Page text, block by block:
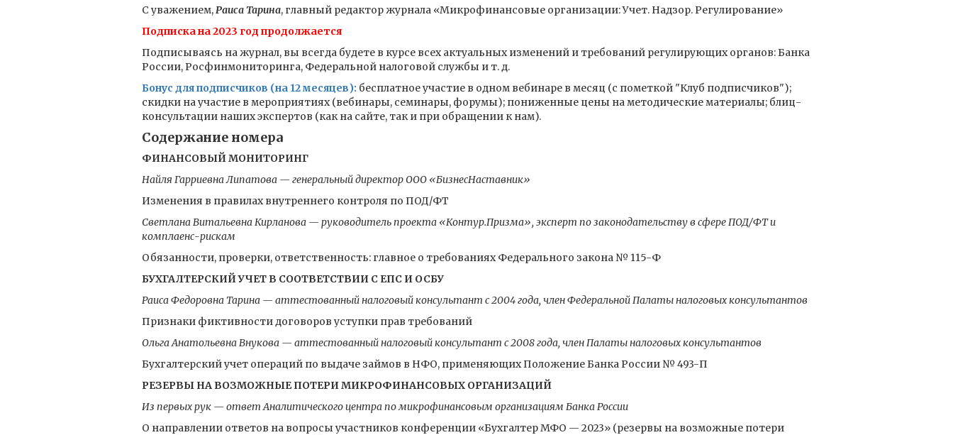
С уважением,Раиса Тарина, главный редактор журнала «Микрофинансовые организации: Учет. Надзор. Регулирование»
Подписка на 2023 год продолжается
Подписываясь на журнал, вы всегда будете в курсе всех актуальных изменений и требований регулирующих органов: Банка
России, Росфинмониторинга, Федеральной налоговой службы и т. д.
Бонус для подписчиков (на 12 месяцев): бесплатное участие в одном вебинаре в месяц (с пометкой "Клуб подписчиков");
скидки на участие в мероприятиях (вебинары, семинары, форумы); пониженные цены на методические материалы; блиц-
консультации наших экспертов (как на сайте, так и при обращении к нам).
Содержание номера
ФИНАНСОВЫЙ МОНИТОРИНГ
Найля Гарриевна Липатова — генеральный директор ООО «БизнесНаставник»
Изменения в правилах внутреннего контроля по ПОД/ФТ
Светлана Витальевна Кирланова — руководитель проекта «Контур.Призма», эксперт по законодательству в сфере ПОД/ФТ и
комплаенс-рискам
Обязанности, проверки, ответственность: главное о требованиях Федерального закона № 115-Ф
БУХГАЛТЕРСКИЙ УЧЕТ В СООТВЕТСТВИИ С ЕПС И ОСБУ
Раиса Федоровна Тарина — аттестованный налоговый консультант с 2004 года, член Федеральной Палаты налоговых консультантов
Признаки фиктивности договоров уступки прав требований
Ольга Анатольевна Внукова — аттестованный налоговый консультант с 2008 года, член Палаты налоговых консультантов
Бухгалтерский учет операций по выдаче займов в НФО, применяющих Положение Банка России № 493-П
РЕЗЕРВЫ НА ВОЗМОЖНЫЕ ПОТЕРИ МИКРОФИНАНСОВЫХ ОРГАНИЗАЦИЙ
Из первых рук — ответ Аналитического центра по микрофинансовым организациям Банка России
О направлении ответов на вопросы участников конференции «Бухгалтер МФО — 2023» (резервы на возможные потери